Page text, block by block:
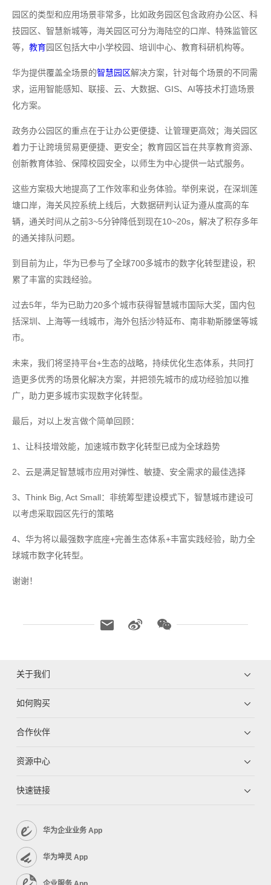
园区的类型和应用场景非常多，比如政务园区包含政府办公区、科
技园区、智慧新城等，海关园区可分为海陆空的口岸、特殊监管区
等， 教育园区包括大中小学校园、培训中心、教育科研机构等。
华为提供覆盖全场景的智慧园区解决方案，针对每个场景的不同需
求，运用智能感知、联接、云、大数据、GIS、AI等技术打造场景
化方案。
政务办公园区的重点在于让办公更便捷、让管理更高效；海关园区
着力于让跨境贸易更便捷、更安全；教育园区旨在共享教育资源、
创新教育体验、保障校园安全，以师生为中心提供一站式服务。
这些方案极大地提高了工作效率和业务体验。举例来说，在深圳莲
塘口岸，海关风控系统上线后，大数据研判认证为遵从度高的车
辆，通关时间从之前3~5分钟降低到现在10~20s，解决了积存多年
的通关排队问题。
到目前为止，华为已参与了全球700多城市的数字化转型建设，积
累了丰富的实践经验。
过去5年，华为已助力20多个城市获得智慧城市国际大奖，国内包
括深圳、上海等一线城市，海外包括沙特延布、南非勒斯滕堡等城
市。
未来，我们将坚持平台+生态的战略，持续优化生态体系，共同打
造更多优秀的场景化解决方案，并把领先城市的成功经验加以推
广，助力更多城市实现数字化转型。
最后，对以上发言做个简单回顾：
1、让科技增效能，加速城市数字化转型已成为全球趋势
2、云是满足智慧城市应用对弹性、敏捷、安全需求的最佳选择
3、Think Big, Act Small：非统筹型建设模式下，智慧城市建设可
以考虑采取园区先行的策略
4、华为将以最强数字底座+完善生态体系+丰富实践经验，助力全
球城市数字化转型。
谢谢！
关于我们
如何购买
合作伙伴
资源中心
快速链接
华为企业业务 App
华为坤灵 App